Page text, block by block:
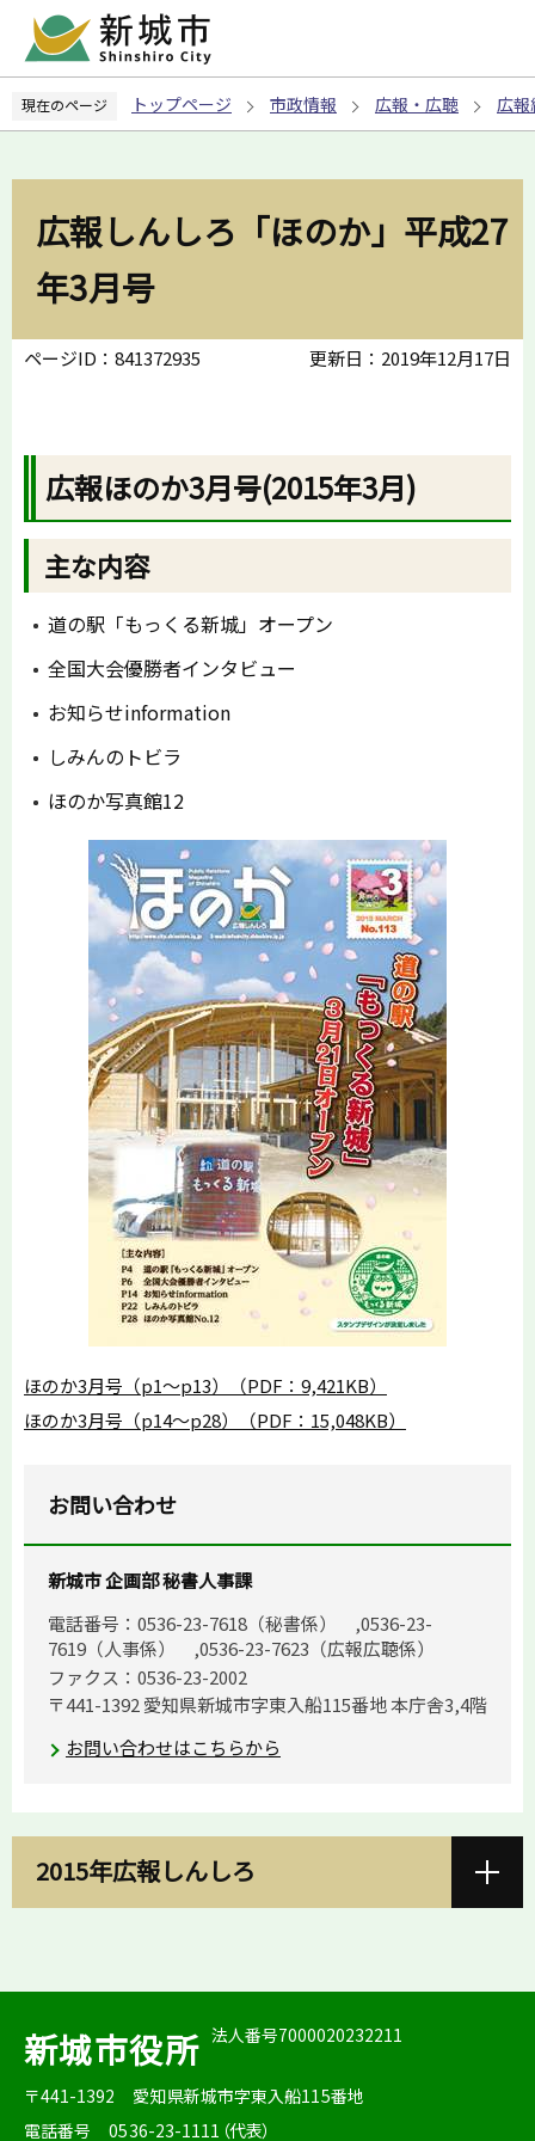
ペ
の
現在のページ トップページ 市政情報 広報・広聴 広報
広報しんしろ「ほのか」平成27
年3月号
ページID：841372935 更新日：2019年12月17日
広報ほのか3月号(2015年3月)
主な内容
道の駅「もっくる新城」オープン
全国大会優勝者インタビュー
お知らせinformation
しみんのトビラ
ほのか写真館12
ほのか3月号（p1～p13）（PDF：9,421KB）
ほのか3月号（p14～p28）（PDF：15,048KB）
お問い合わせ
新城市 企画部 秘書人事課
電話番号：0536-23-7618（秘書係） ,0536-23-
7619（人事係） ,0536-23-7623（広報広聴係）
ファクス：0536-23-2002
〒441-1392 愛知県新城市字東入船115番地 本庁舎3,4階
お問い合わせはこちらから
2015年広報しんしろ
新城市役所 法人番号7000020232211
〒441-1392
愛知県新城市字東入船115番地
電話番号
0536-23-1111（代表）